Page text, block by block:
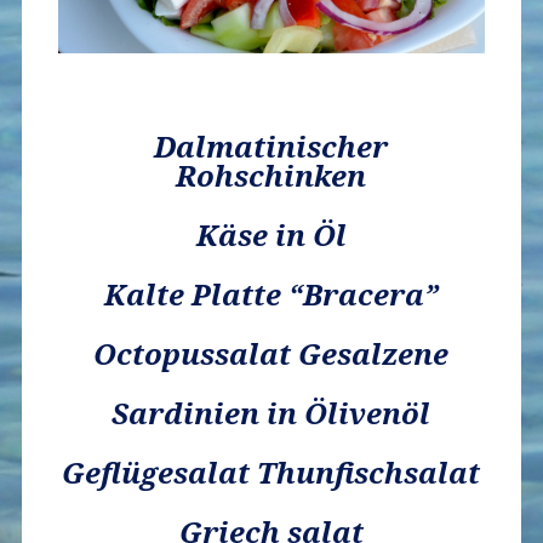
Dalmatinischer
Rohschinken
Käse in Öl
Kalte Platte “Bracera”
Octopussalat Gesalzene
Sardinien in Ölivenöl
Geflügesalat Thunfischsalat
Griech salat